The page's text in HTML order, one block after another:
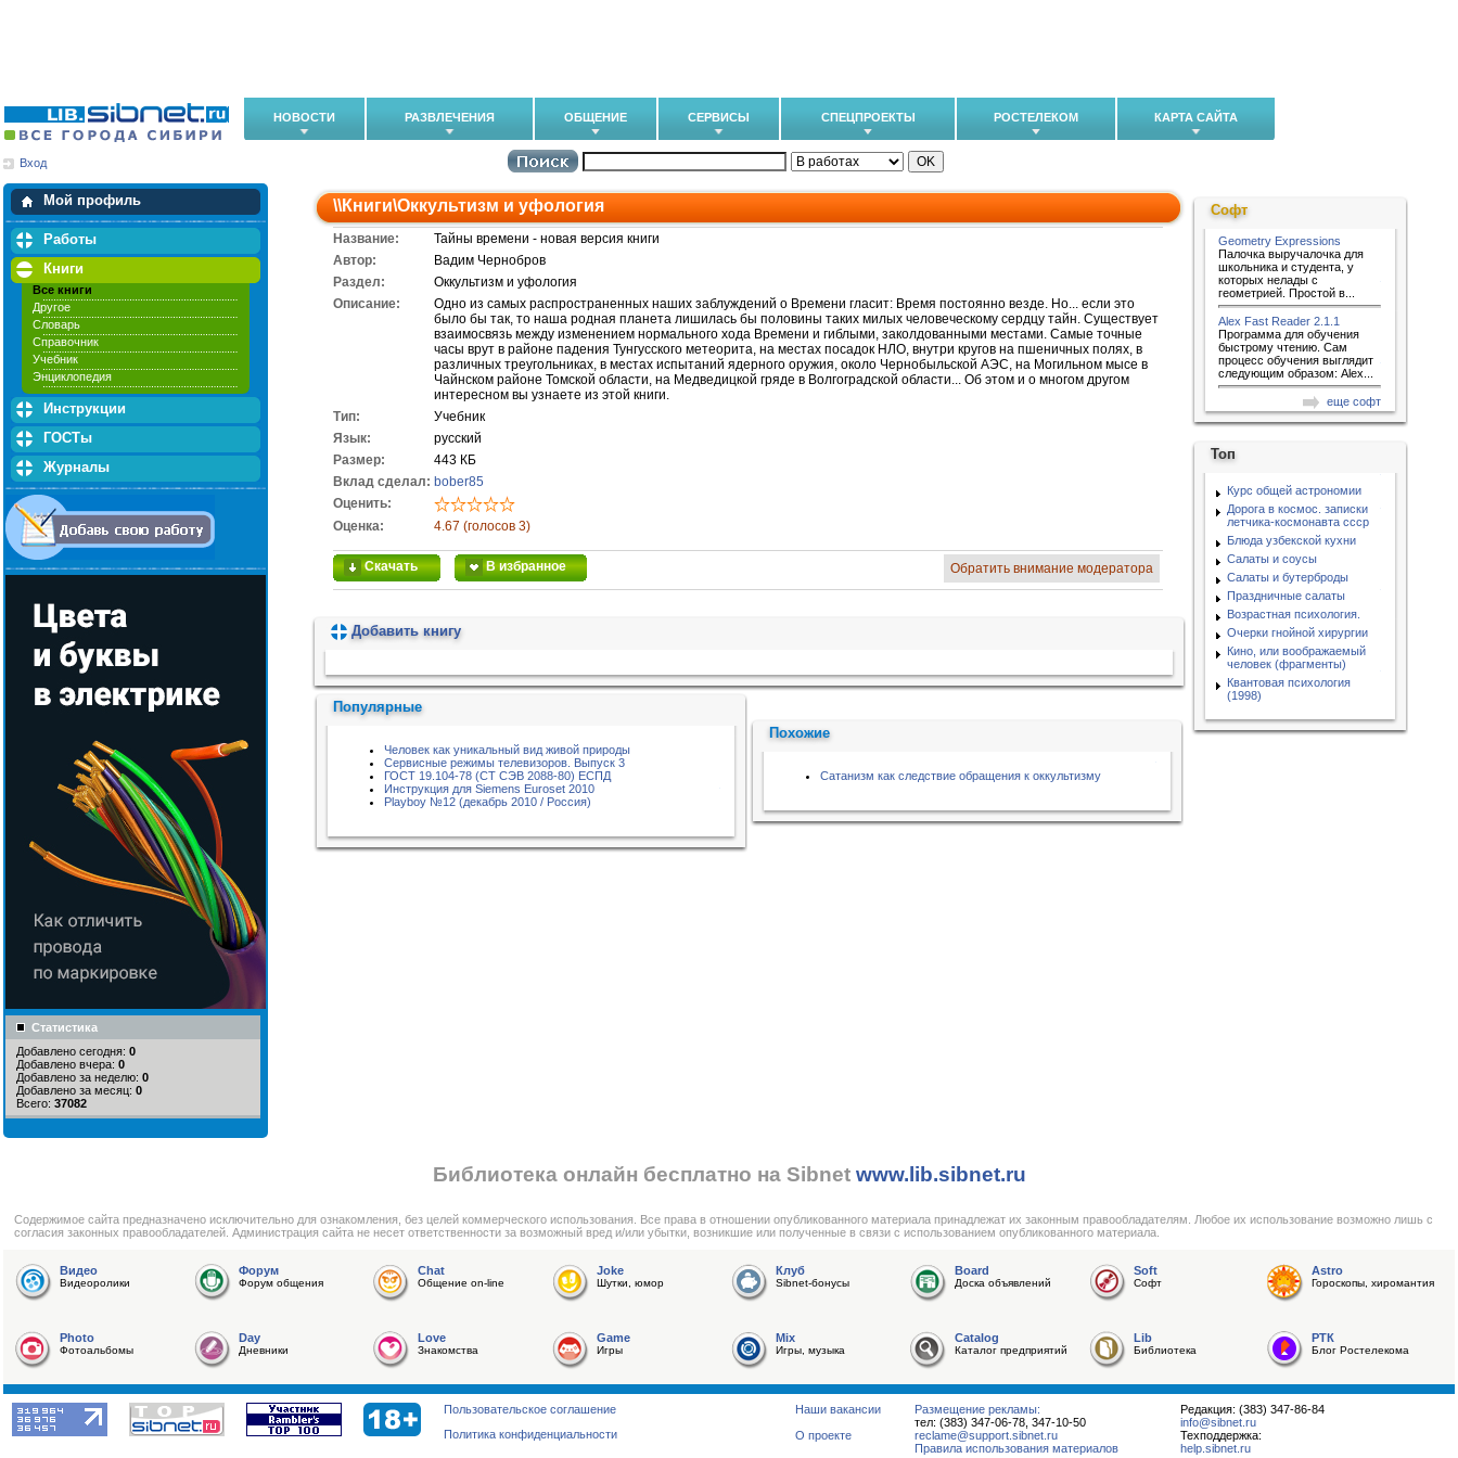
НОВОСТИ РАЗВЛЕЧЕНИЯ ОБЩЕНИЕ СЕРВИСЫ СПЕЦПРОЕКТЫ РОСТЕЛЕКОМ КАРТА САЙТА
Вход
Мой профиль
Мои закладки
Работы
Книги
Все книги
Другое
Словарь
Справочник
Учебник
Энциклопедия
Инструкции
ГОСТы
Журналы
Статистика
Добавлено сегодня: 0
Добавлено вчера: 0
Добавлено за неделю: 0
Добавлено за месяц: 0
Всего: 37082
\\Книги\Оккультизм и уфология
Название:
Тайны времени - новая версия книги
Автор:
Вадим Чернобров
Раздел:
Оккультизм и уфология
Описание:
Одно из самых распространенных наших заблуждений о Времени гласит: Время постоянно везде. Но... если это
было бы так, то наша родная планета лишилась бы половины таких милых человеческому сердцу тайн. Существует
взаимосвязь между изменением нормального хода Времени и гиблыми, заколдованными местами. Самые точные
часы врут в районе падения Тунгусского метеорита, на местах посадок НЛО, внутри кругов на пшеничных полях, в
различных треугольниках, в местах испытаний ядерного оружия, около Чернобыльской АЭС, на Могильном мысе в
Чайнском районе Томской области, на Медведицкой гряде в Волгоградской области... Об этом и о многом другом
интересном вы узнаете из этой книги.
Тип:
Учебник
Язык:
русский
Размер:
443 КБ
Вклад сделал: bober85
Оценить:
Оценка:
4.67 (голосов 3)
Скачать В избранное Обратить внимание модератора
Добавить книгу
Популярные
Человек как уникальный вид живой природы
Сервисные режимы телевизоров. Выпуск 3
ГОСТ 19.104-78 (СТ СЭВ 2088-80) ЕСПД
Инструкция для Siemens Euroset 2010
Playboy №12 (декабрь 2010 / Россия)
Похожие
Сатанизм как следствие обращения к оккультизму
Софт
Geometry Expressions
Палочка выручалочка для
школьника и студента, у
которых нелады с
геометрией. Простой в...
Alex Fast Reader 2.1.1
Программа для обучения
быстрому чтению. Сам
процесс обучения выглядит
следующим образом: Alex...
еще софт
Топ
Курс общей астрономии
Дорога в космос. записки
летчика-космонавта ссср
Блюда узбекской кухни
Салаты и соусы
Салаты и бутерброды
Праздничные салаты
Возрастная психология.
Очерки гнойной хирургии
Кино, или воображаемый
человек (фрагменты)
Квантовая психология
(1998)
Библиотека онлайн бесплатно на Sibnet www.lib.sibnet.ru
Cодержимое сайта предназначено исключительно для ознакомления, без целей коммерческого использования. Все права в отношении опубликованного материала принадлежат их законным правообладателям. Любое их использование возможно лишь с
согласия законных правообладателей. Администрация сайта не несет ответственности за возможный вред и/или убытки, возникшие или полученные в связи с использованием опубликованного материала.
Видео
Видеоролики
Форум
Форум общения
Chat
Общение on-line
Joke
Шутки, юмор
Клуб
Sibnet-бонусы
Board
Доска объявлений
Soft
Софт
Astro
Гороскопы, хиромантия
Photo
Фотоальбомы
Day
Дневники
Love
Знакомства
Game
Игры
Mix
Игры, музыка
Catalog
Каталог предприятий
Lib
Библиотека
РТК
Блог Ростелекома
Редакция: (383) 347-86-84
info@sibnet.ru
Техподдержка:
help.sibnet.ru
Размещение рекламы:
тел: (383) 347-06-78, 347-10-50
reclame@support.sibnet.ru
Правила использования материалов
Наши вакансии
О проекте
Пользовательское соглашение
Политика конфиденциальности